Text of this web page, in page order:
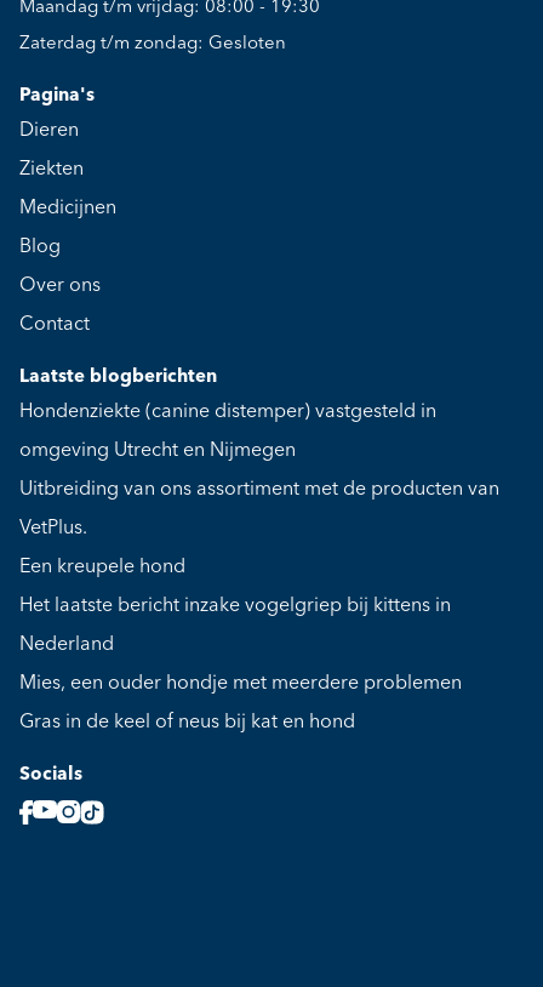
Maandag t/m vrijdag: 08:00 - 19:30
Zaterdag t/m zondag: Gesloten
Pagina's
Dieren
Ziekten
Medicijnen
Blog
Over ons
Contact
Laatste blogberichten
Hondenziekte (canine distemper) vastgesteld in
omgeving Utrecht en Nijmegen
Uitbreiding van ons assortiment met de producten van
VetPlus.
Een kreupele hond
Het laatste bericht inzake vogelgriep bij kittens in
Nederland
Mies, een ouder hondje met meerdere problemen
Gras in de keel of neus bij kat en hond
Socials